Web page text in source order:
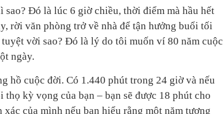
Đó là lúc 6 giờ chiều, thời điểm mà hầu hết
rời văn phòng trở về nhà để tận hưởng buổi tối
vời sao? Đó là lý do tôi muốn ví 80 năm cuộc
ngày.
hồ cuộc đời. Có 1.440 phút trong 24 giờ và nếu
kỳ vọng của bạn – bạn sẽ được 18 phút cho
của mình nếu bạn hiểu rằng một năm tương